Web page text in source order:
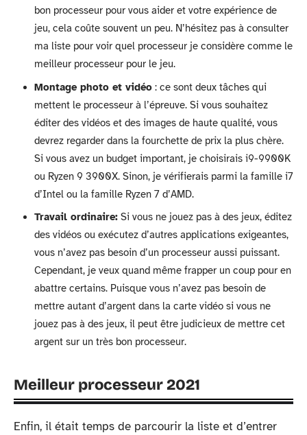
bon processeur pour vous aider et votre expérience de
jeu, cela coûte souvent un peu. N’hésitez pas à consulter
ma liste pour voir quel processeur je considère comme le
meilleur processeur pour le jeu.
Montage photo et vidéo : ce sont deux tâches qui
mettent le processeur à l’épreuve. Si vous souhaitez
éditer des vidéos et des images de haute qualité, vous
devrez regarder dans la fourchette de prix la plus chère.
Si vous avez un budget important, je choisirais i9-9900K
ou Ryzen 9 3900X. Sinon, je vérifierais parmi la famille i7
d’Intel ou la famille Ryzen 7 d’AMD.
Travail ordinaire: Si vous ne jouez pas à des jeux, éditez
des vidéos ou exécutez d’autres applications exigeantes,
vous n’avez pas besoin d’un processeur aussi puissant.
Cependant, je veux quand même frapper un coup pour en
abattre certains. Puisque vous n’avez pas besoin de
mettre autant d’argent dans la carte vidéo si vous ne
jouez pas à des jeux, il peut être judicieux de mettre cet
argent sur un très bon processeur.
Meilleur processeur 2021
Enfin, il était temps de parcourir la liste et d’entrer